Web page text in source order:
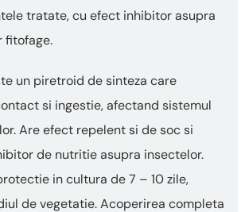
tratate, cu efect inhibitor asupra
fitofage.
un piretroid de sinteza care
si ingestie, afectand sistemul
Are efect repelent si de soc si
de nutritie asupra insectelor.
in cultura de 7 – 10 zile,
de vegetatie. Acoperirea completa